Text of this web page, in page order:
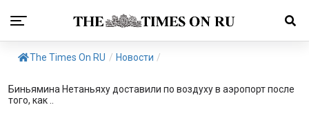
The Times On RU / Новости /
Биньямина Нетаньяху доставили по воздуху в аэропорт после
того, как ..